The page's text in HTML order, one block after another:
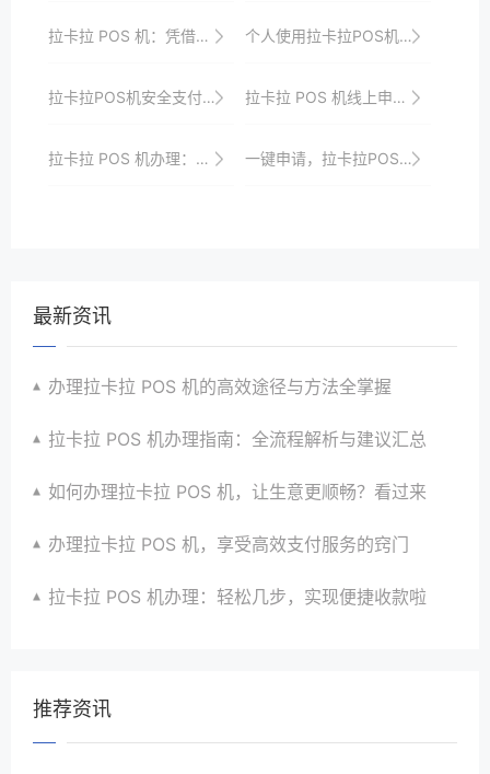
拉卡拉 POS 机：凭借超广的支付场景覆盖，战胜竞争对手 个人使用拉卡拉POS机的风险防控体系建设与实践
拉卡拉POS机安全支付，助力商家提升客户信任度 拉卡拉 POS 机线上申请，便捷高效操作全指南
拉卡拉 POS 机办理：简单几步，拥有便捷支付 一键申请，拉卡拉POS机入驻您的店铺
最新资讯
办理拉卡拉 POS 机的高效途径与方法全掌握
拉卡拉 POS 机办理指南：全流程解析与建议汇总
如何办理拉卡拉 POS 机，让生意更顺畅？看过来
办理拉卡拉 POS 机，享受高效支付服务的窍门
拉卡拉 POS 机办理：轻松几步，实现便捷收款啦
推荐资讯